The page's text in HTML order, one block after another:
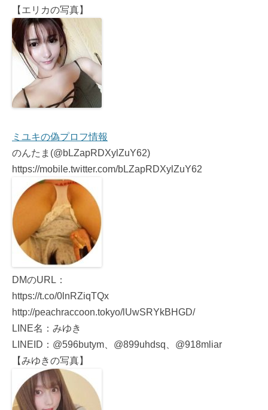
【エリカの写真】
ミユキの偽プロフ情報
のんたま(@bLZapRDXylZuY62)
https://mobile.twitter.com/bLZapRDXylZuY62
DMのURL：
https://t.co/0lnRZiqTQx
http://peachraccoon.tokyo/lUwSRYkBHGD/
LINE名：みゆき
LINEID：@596butym、@899uhdsq、@918mliar
【みゆきの写真】